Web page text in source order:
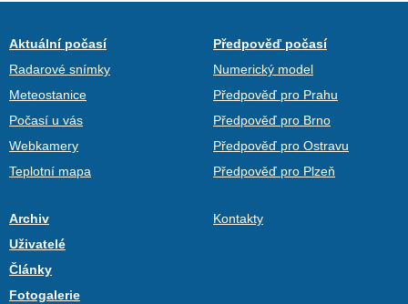
Aktuální počasí
Radarové snímky
Meteostanice
Počasí u vás
Webkamery
Teplotní mapa
Předpověď počasí
Numerický model
Předpověď pro Prahu
Předpověď pro Brno
Předpověď pro Ostravu
Předpověď pro Plzeň
Archiv
Uživatelé
Články
Fotogalerie
Kontakty